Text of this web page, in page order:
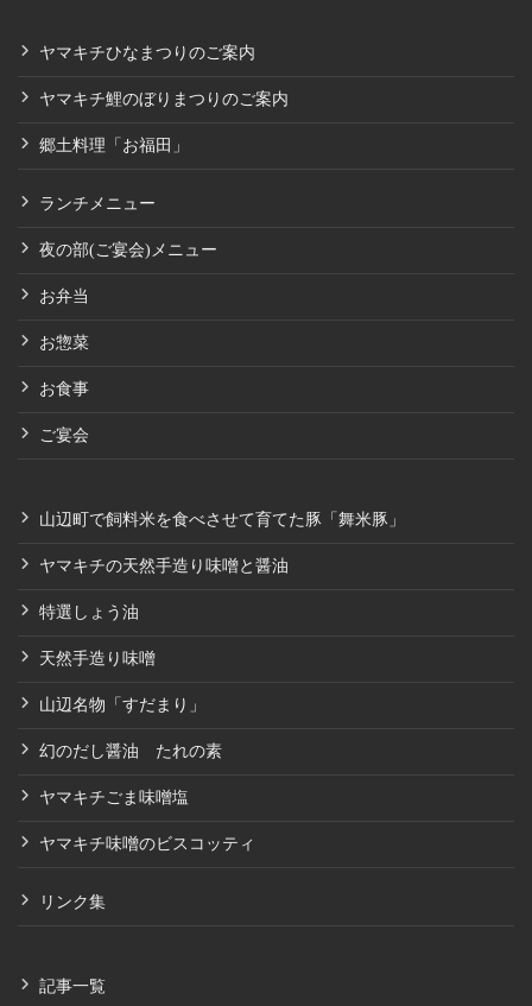
ヤマキチひなまつりのご案内
ヤマキチ鯉のぼりまつりのご案内
郷土料理「お福田」
ランチメニュー
夜の部(ご宴会)メニュー
お弁当
お惣菜
お食事
ご宴会
山辺町で飼料米を食べさせて育てた豚「舞米豚」
ヤマキチの天然手造り味噌と醤油
特選しょう油
天然手造り味噌
山辺名物「すだまり」
幻のだし醤油 たれの素
ヤマキチごま味噌塩
ヤマキチ味噌のビスコッティ
リンク集
記事一覧